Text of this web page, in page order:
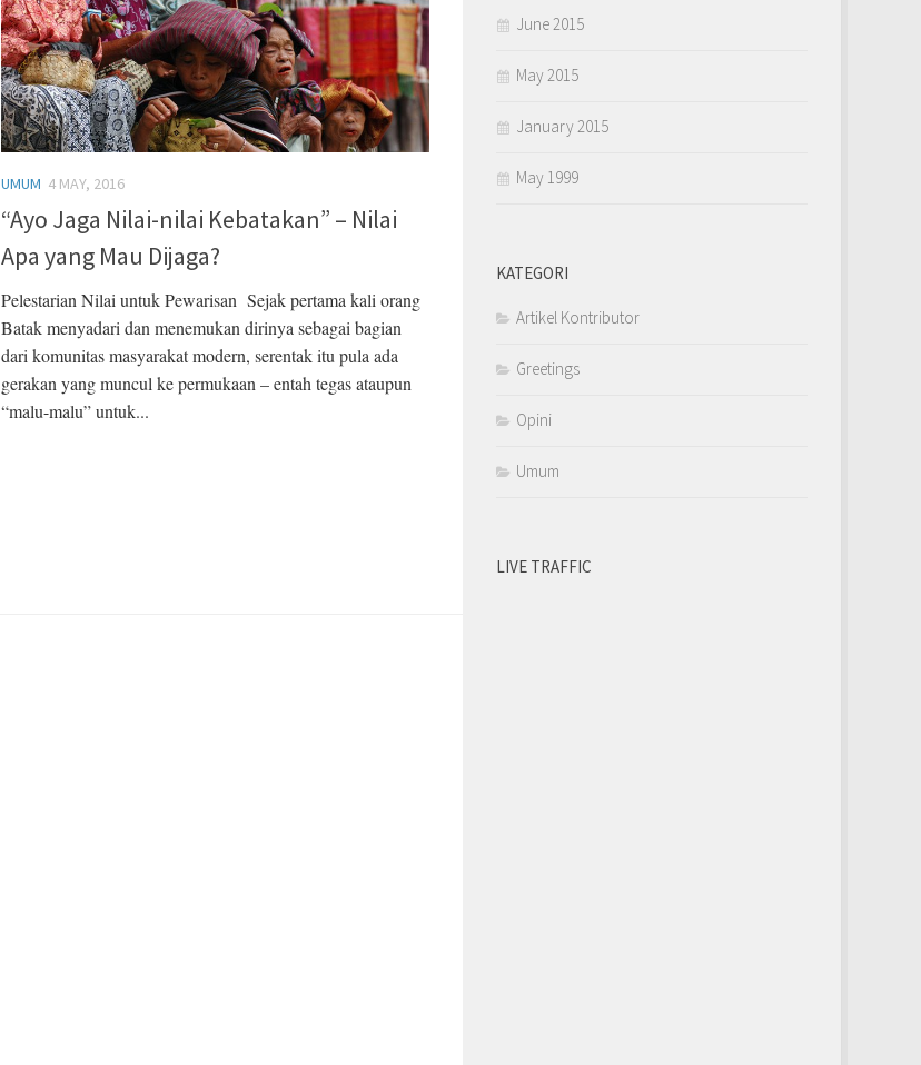
UMUM 4 MAY, 2016
“Ayo Jaga Nilai-nilai Kebatakan” – Nilai
Apa yang Mau Dijaga?
Pelestarian Nilai untuk Pewarisan Sejak pertama kali orang
Batak menyadari dan menemukan dirinya sebagai bagian
dari komunitas masyarakat modern, serentak itu pula ada
gerakan yang muncul ke permukaan – entah tegas ataupun
“malu-malu” untuk...
June 2015
May 2015
January 2015
May 1999
KATEGORI
Artikel Kontributor
Greetings
Opini
Umum
LIVE TRAFFIC